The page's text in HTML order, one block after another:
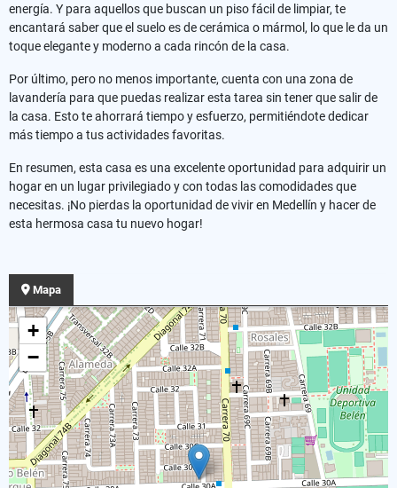
energía. Y para aquellos que buscan un piso fácil de limpiar, te
encantará saber que el suelo es de cerámica o mármol, lo que le da un
toque elegante y moderno a cada rincón de la casa.
Por último, pero no menos importante, cuenta con una zona de
lavandería para que puedas realizar esta tarea sin tener que salir de
la casa. Esto te ahorrará tiempo y esfuerzo, permitiéndote dedicar
más tiempo a tus actividades favoritas.
En resumen, esta casa es una excelente oportunidad para adquirir un
hogar en un lugar privilegiado y con todas las comodidades que
necesitas. ¡No pierdas la oportunidad de vivir en Medellín y hacer de
esta hermosa casa tu nuevo hogar!
Mapa
+
−